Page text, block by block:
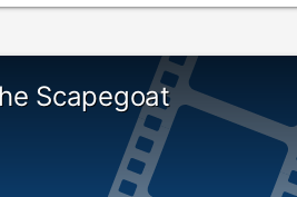
Scapegoat